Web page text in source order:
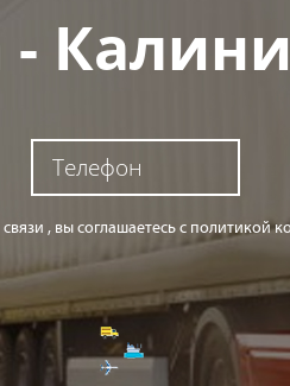
, вы соглашаетесь с политикой